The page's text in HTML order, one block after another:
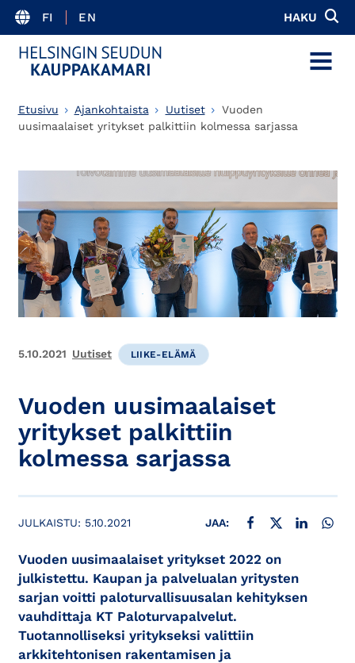
FI EN HAKU
MENU
Etusivu Ajankohtaista Uutiset
Vuoden
uusimaalaiset yritykset palkittiin kolmessa sarjassa
5.10.2021 Uutiset LIIKE-ELÄMÄ
Vuoden uusimaalaiset
yritykset palkittiin
kolmessa sarjassa
JULKAISTU: 5.10.2021 JAA: JAA FACEBOOKISSA
JAA X:SSÄ JAA
Vuoden uusimaalaiset yritykset 2022 on
julkistettu. Kaupan ja palvelualan yritysten
sarjan voitti paloturvallisuusalan kehityksen
vauhdittaja KT Paloturvapalvelut.
Tuotannolliseksi yritykseksi valittiin
arkkitehtonisen rakentamisen ja